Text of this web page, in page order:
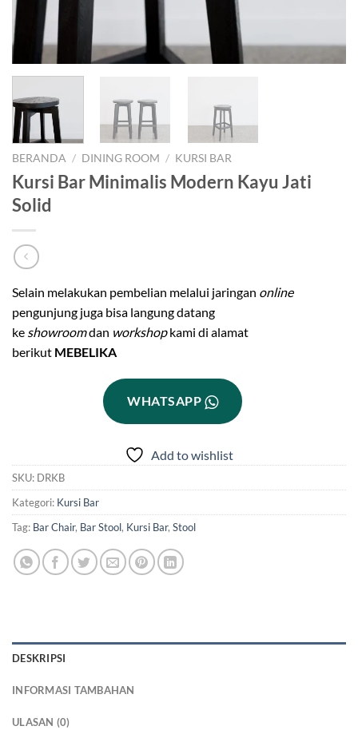
BERANDA / DINING ROOM / KURSI BAR
Kursi Bar Minimalis Modern Kayu Jati
Solid
Selain melakukan pembelian melalui jaringan online
pengunjung juga bisa langung datang
ke showroomdan workshopkami di alamat
berikut MEBELIKA
WHATSAPP
Add to wishlist
SKU: DRKB
Kategori: Kursi Bar
Tag: Bar Chair, Bar Stool, Kursi Bar, Stool
DESKRIPSI
INFORMASI TAMBAHAN
ULASAN (0)